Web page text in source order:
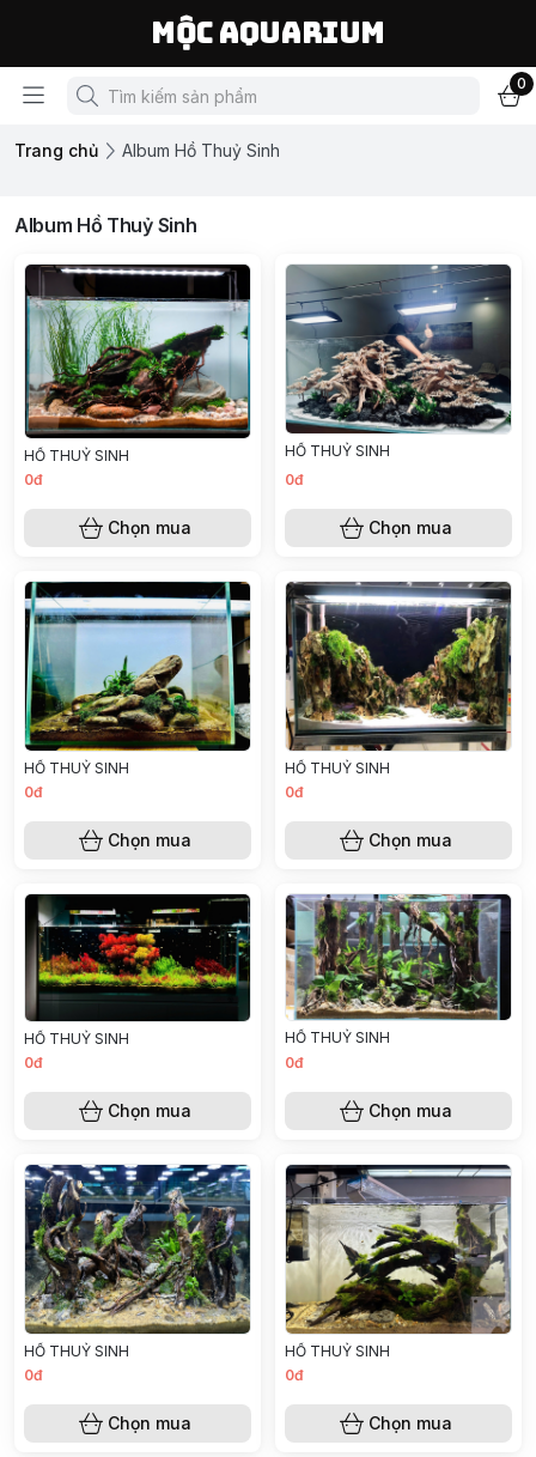
Mộc Aquarium
0
Trang chủ Album Hồ Thuỷ Sinh
Album Hồ Thuỷ Sinh
HỒ THUỶ SINH
0đ
Chọn mua
HỒ THUỶ SINH
0đ
Chọn mua
HỒ THUỶ SINH
0đ
Chọn mua
HỒ THUỶ SINH
0đ
Chọn mua
HỒ THUỶ SINH
0đ
Chọn mua
HỒ THUỶ SINH
0đ
Chọn mua
HỒ THUỶ SINH
0đ
Chọn mua
HỒ THUỶ SINH
0đ
Chọn mua